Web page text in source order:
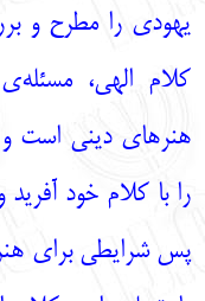
یهودی را مطرح و
کلام الهی،
هنرهای دینی است و
را با کلام خود
پس شرایطی برای